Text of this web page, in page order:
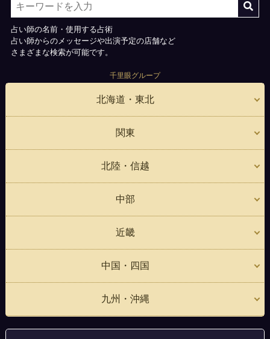
占い師の名前・使用する占術
占い師からのメッセージや出演予定の店舗など
さまざまな検索が可能です。
千里眼グループ
北海道・東北
関東
北陸・信越
中部
近畿
中国・四国
九州・沖縄